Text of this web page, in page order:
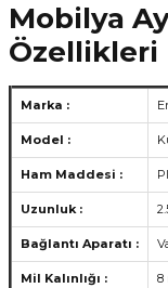
Mobilya
Özellikleri
Marka :
Model :
Ham Maddesi :
Uzunluk :
Bağlantı Aparatı :
Mil Kalınlığı : 8